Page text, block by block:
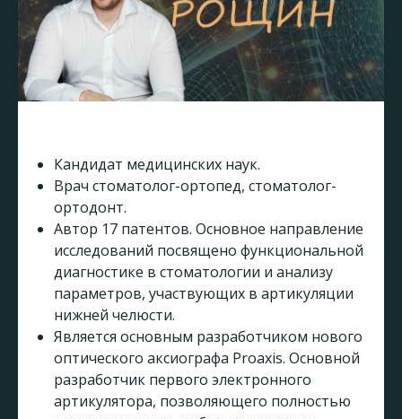
Кандидат медицинских наук.
Врач стоматолог-ортопед, стоматолог-
ортодонт.
Автор 17 патентов. Основное направление
исследований посвящено функциональной
диагностике в стоматологии и анализу
параметров, участвующих в артикуляции
нижней челюсти.
Является основным разработчиком нового
оптического аксиографа Proaxis. Основной
разработчик первого электронного
артикулятора, позволяющего полностью